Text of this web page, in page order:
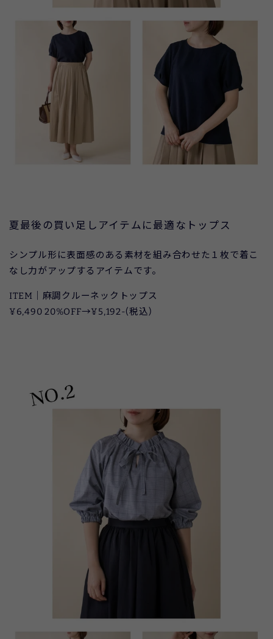
夏最後の買い足しアイテムに最適なトップス
シンプル形に表面感のある素材を組み合わせた１枚で着こ
なし力がアップするアイテムです。
ITEM｜麻調クルーネックトップス
¥6,490 20%OFF→¥5,192-(税込)